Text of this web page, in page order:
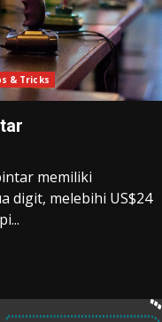
& Tricks
memiliki
digit, melebihi US$24